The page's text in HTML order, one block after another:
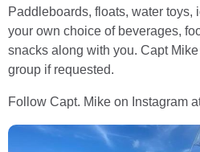
Paddleboards, floats, water toys,
your own choice of beverages,
snacks along with you. Capt
group if requested.
Follow Capt. Mike on Instagram